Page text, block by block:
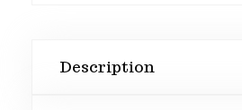
Description